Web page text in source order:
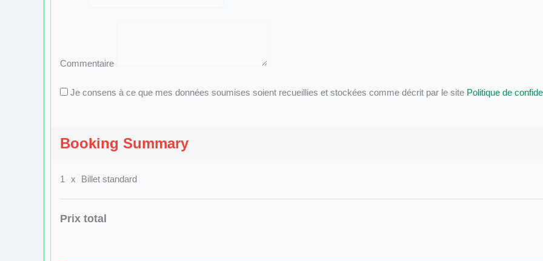
Commentaire
Je consens à ce que mes données soumises soient recueillies et stockées comme décrit par le site Politique de
Booking Summary
1 x Billet standard
Prix total